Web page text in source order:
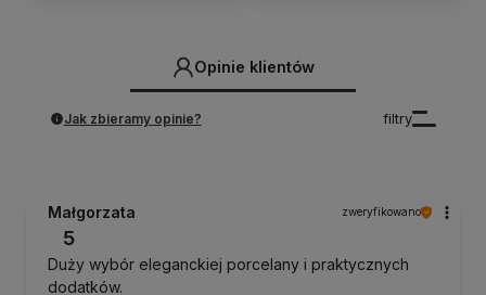
Opinie klientów
filtry
Jak zbieramy opinie?
Małgorzata zweryfikowano
5
Duży wybór eleganckiej porcelany i praktycznych
dodatków.